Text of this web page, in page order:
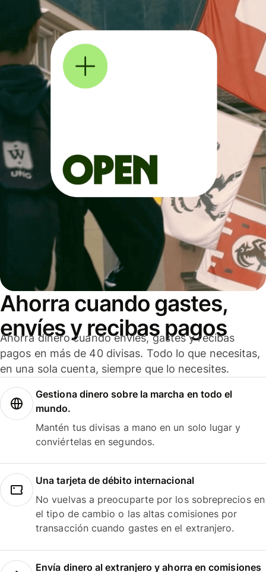
Ahorra cuando gastes,
envíes y recibas pagos
Ahorra dinero cuando envíes, gastes y recibas
pagos en más de 40 divisas. Todo lo que necesitas,
en una sola cuenta, siempre que lo necesites.
Gestiona dinero sobre la marcha en todo el
mundo.
Mantén tus divisas a mano en un solo lugar y
conviértelas en segundos.
Una tarjeta de débito internacional
No vuelvas a preocuparte por los sobreprecios en
el tipo de cambio o las altas comisiones por
transacción cuando gastes en el extranjero.
Envía dinero al extranjero y ahorra en comisiones